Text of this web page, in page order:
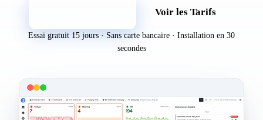
Voir les Tarifs
Essai gratuit 15 jours · Sans carte bancaire · Installation en 30
secondes